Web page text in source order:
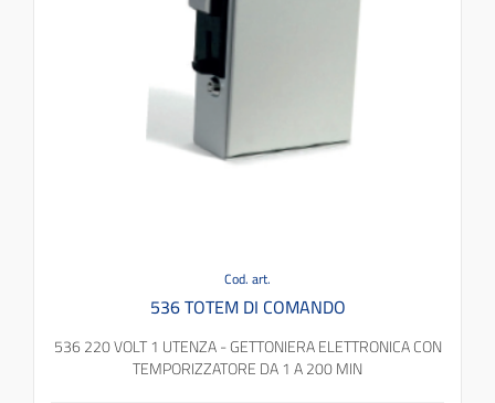
Cod. art.
536 TOTEM DI COMANDO
536 220 VOLT 1 UTENZA - GETTONIERA ELETTRONICA CON
TEMPORIZZATORE DA 1 A 200 MIN